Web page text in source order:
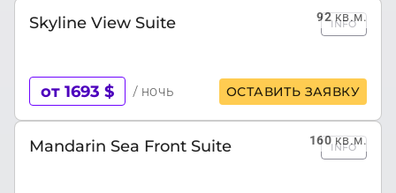
92кв.м.
Skyline View Suite INFO
от 1693 $ / ночь ОСТАВИТЬ ЗАЯВКУ
160кв.м.
Mandarin Sea Front Suite INFO